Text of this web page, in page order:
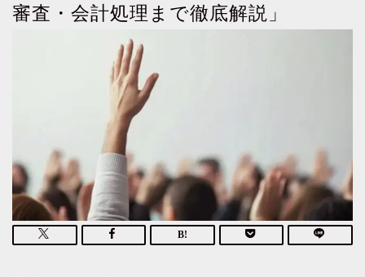
審査・会計処理まで徹底解説」